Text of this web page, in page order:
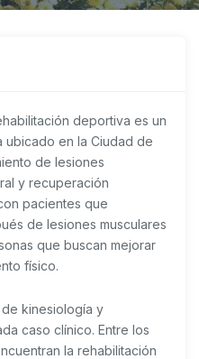
deportiva es un
ubicado en la Ciudad de
de lesiones
y recuperación
pacientes que
de lesiones musculares
que buscan mejorar
físico.
kinesiología y
caso clínico. Entre los
la rehabilitación